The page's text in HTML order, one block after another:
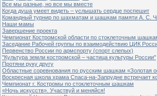
Все мы разные, но все мы вместе
Когда душа умеет видеть – услышать сердце поспешит
Командный турнир по шахматам и шашкам памяти А. С.
Наши мамы
Завершение проекта
Чемпионат Костромской области по стоклеточным
Заседание Рабочей группы по взаимодействию ЦИК
Первенство России по армспорту (спорт слепых)
"Культура земли костромской – частица культуры России"
Протяни руку другу
Областные соревнования по русским шашкам «Золотая
Воскресная школа храма Спаса-на-Запрудне встречает
Чемпионат г. Костромы по стоклеточным шашкам
«Ночь искусств». Участвуй и меняйся!